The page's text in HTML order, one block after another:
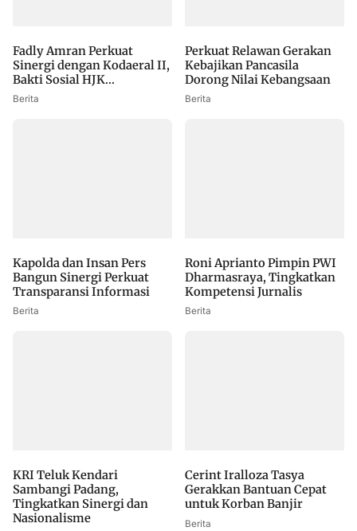
Fadly Amran Perkuat
Sinergi dengan Kodaeral II,
Bakti Sosial HJK...
Berita
Perkuat Relawan Gerakan
Kebajikan Pancasila
Dorong Nilai Kebangsaan
Berita
Kapolda dan Insan Pers
Bangun Sinergi Perkuat
Transparansi Informasi
Berita
Roni Aprianto Pimpin PWI
Dharmasraya, Tingkatkan
Kompetensi Jurnalis
Berita
KRI Teluk Kendari
Sambangi Padang,
Tingkatkan Sinergi dan
Nasionalisme
Cerint Iralloza Tasya
Gerakkan Bantuan Cepat
untuk Korban Banjir
Berita